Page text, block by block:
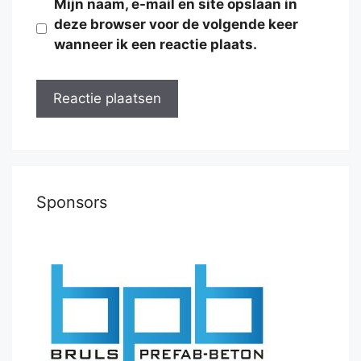
Mijn naam, e-mail en site opslaan in
deze browser voor de volgende keer
wanneer ik een reactie plaats.
Sponsors